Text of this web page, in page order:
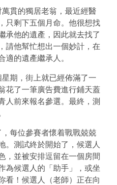
貫的獨居老翁，最近經醫
只剩下五個月命。他很想找
承他的遺產，因此就去找了
請他幫忙想出一個妙計，在
適的遺產繼承人。
期，街上就已經佈滿了一
花了一筆廣告費進行鋪天蓋
人前來報名參選。最終，測
每位參賽者懷着戰戰兢兢
。測試終於開始了，候選人
，並被安排逗留在一個房間
為候選人的「助手」，或坐
看！候選人（老師）正在向